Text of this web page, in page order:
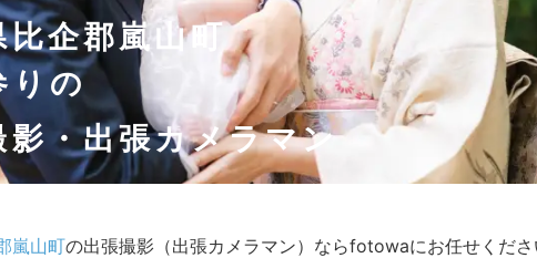
比企郡嵐山町
りの
影・出張カメラマン
嵐山町の出張撮影（出張カメラマン）ならfotowaにお任せくださ